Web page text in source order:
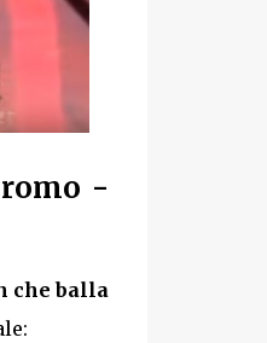
-
che balla